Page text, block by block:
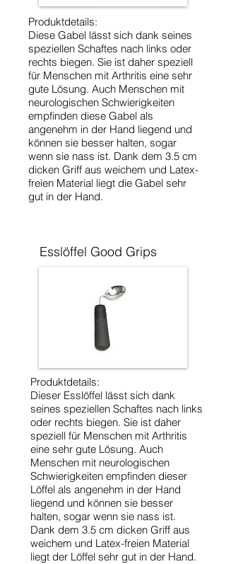
Produktdetails:
Diese Gabel lässt sich dank seines
speziellen Schaftes nach links oder
rechts biegen. Sie ist daher speziell
für Menschen mit Arthritis eine sehr
gute Lösung. Auch Menschen mit
neurologischen Schwierigkeiten
empfinden diese Gabel als
angenehm in der Hand liegend und
können sie besser halten, sogar
wenn sie nass ist. Dank dem 3.5 cm
dicken Griff aus weichem und Latex-
freien Material liegt die Gabel sehr
gut in der Hand.
Esslöffel Good Grips
Produktdetails:
Dieser Esslöffel lässt sich dank
seines speziellen Schaftes nach links
oder rechts biegen. Sie ist daher
speziell für Menschen mit Arthritis
eine sehr gute Lösung. Auch
Menschen mit neurologischen
Schwierigkeiten empfinden dieser
Löffel als angenehm in der Hand
liegend und können sie besser
halten, sogar wenn sie nass ist.
Dank dem 3.5 cm dicken Griff aus
weichem und Latex-freien Material
liegt der Löffel sehr gut in der Hand.